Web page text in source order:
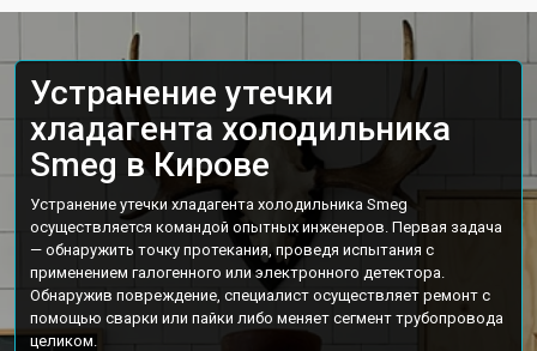
Устранение утечки
хладагента холодильника
Smeg в Кирове
Устранение утечки хладагента холодильника Smeg
осуществляется командой опытных инженеров. Первая задача
— обнаружить точку протекания, проведя испытания с
применением галогенного или электронного детектора.
Обнаружив повреждение, специалист осуществляет ремонт с
помощью сварки или пайки либо меняет сегмент трубопровода
целиком.